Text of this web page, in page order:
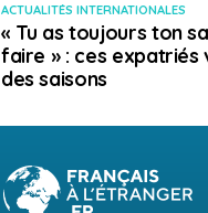
ACTUALITÉS INTERNATIONALES
« Tu as toujours ton
faire » : ces expatriés
des saisons